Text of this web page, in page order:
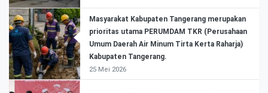
Masyarakat Kabupaten Tangerang merupakan
prioritas utama PERUMDAM TKR (Perusahaan
Umum Daerah Air Minum Tirta Kerta Raharja)
Kabupaten Tangerang.
25 Mei 2026